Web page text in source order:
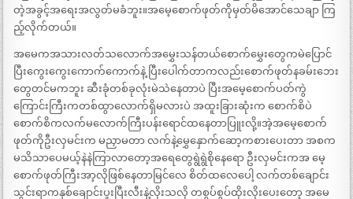
တဲ့အခွင့်အရေးအလွတ်မခံဘူး။အမေ့စောက်ဖုတ်ကိုမှတ်မိအောင်သေချာ ကြ
ည့်လိုက်တယ်။
အမေကအသားလတ်သလောက်အမွှေးသန်တယ်စောက်မွှေးတွေကမဲပြောင်
ပြီးကွေးကွေးကောက်ကောက်နဲ့ ပြီးပေါက်တာကလည်းစောက်ဖုတ်နခမ်းဘေး
တွေတင်မကဘူး ဆီးခုံတစ်ခုလုံးမဲသဲနေတာပဲ ပြီးအမေ့စောက်ပတ်ကွဲ
ကြောင်းကြီးကတစ်ထွာလောက်ရှိမလားပဲ အထူးခြားဆုံးက စောက်စိပဲ
စောက်စိကလက်မလောက်ကြီးပန်းရောင်ထနေတာပြူးလို့။အဲ့အမေ့စောက်
ဖုတ်ကိုဦးလှမင်းက မညှာမတာ လက်နဲ့မွှေနှောက်ဆော့ကစားပေးတာ အစက
မသိသာပေမယ့်နဲနဲကြာလာတော့အရေတွေရွဲရွဲစိုနေရော ဦးလှမင်းကအ မေ့
စောက်ဖုတ်ကြီးအာ့လိုဖြစ်နေတာမြင်လေ စိတ်ထလေပေါ့ လက်တစ်ချောင်း
သွင်းရာကနှစ်ချောင်းပူးပြီးလီးနဲ့လိုးသလို တစွပ်စွပ်ထိုးလိုးပေးတော့ အမေ